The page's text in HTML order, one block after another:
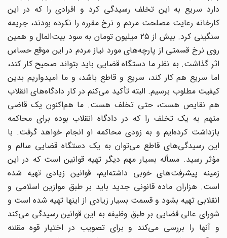
دارد سریع به این تخلف رسیدگی کرد و افرادی را که در این
کارخانه رعایت مصلحت مردم و نرخ مقرره را نکرده بودند، جریمه
سنگینی کرد. بیش از ۲۵ میلیون تومان به سود بیت‌المال و همین
روی نرخ قسمتی از پارچه‌های مورد نیاز مردم در این موقع حساس
اثر گذاشت. به نظر ما دستگاه قضایی باید بتواند صحیح کار کند،
اما سریع هم کار کند، سریع و قاطع باشد، و ما امیدواریم بدین
کیفیت مطلوب برسیم. البته تأکید می‌کنم در کار دادگاه‌های انقلاب
هم نقایص هست، حتی تخلف هست. ما هم‌اکنون یک قاضی
متهم به یک تخلف را که در دادگاه انقلاب بوده برای محاکمه
بازداشت کرده‌ایم و به زودی محاکمه او انجام خواهد گرفت. با
این رسیدگی‌های قاطع می‌توان به یک دستگاه قضایی سالم و
مؤثر رسید. مسأله بسیار مهم دیگر تهیه قوانین است که در این
زمینه پیشرفت‌های خوبی داشته‌ایم، قوانین زیادی تهیه شده
است. هزاران ماده قانونی جدید باید بر طبق موازین اسلامی و
انقلابی تهیه بشود و قسمت بسیار زیادی از اینها تهیه شده است و
شورای عالی قضایی بر طبق وظیفه به این قوانین رسیدگی می‌کند
و آنها را بررسی می‌کند و برای تصویب در اختیار قوه مقننه